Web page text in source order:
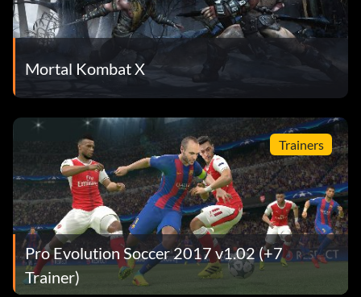
Mortal Kombat X
Trainers
Pro Evolution Soccer 2017 v1.02 (+7
Trainer)